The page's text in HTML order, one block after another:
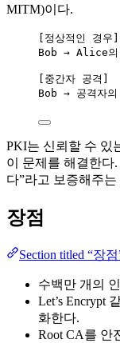
MITM)이다.
[정상적인 경우]
Bob → Alice의
[중간자 공격]
Bob → 공격자
PKI는 신뢰할 수 있
이 문제를 해결한다
다”라고 보증해주는
장점
Section titled “장점
수백만 개의
Let’s Encrypt
화한다.
Root CA를 안